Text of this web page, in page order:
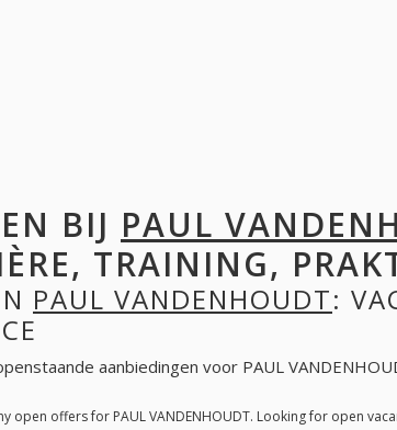
BIJ PAUL
TRAINING,
PAUL VANDENHOUDT:
aanbiedingen voor PAUL
open offers for PAUL VANDENHOUDT. Looking for open